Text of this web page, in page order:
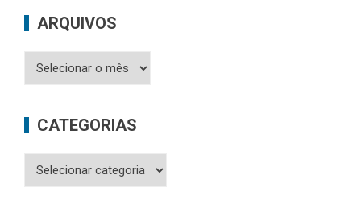
ARQUIVOS
Arquivos
CATEGORIAS
Categorias